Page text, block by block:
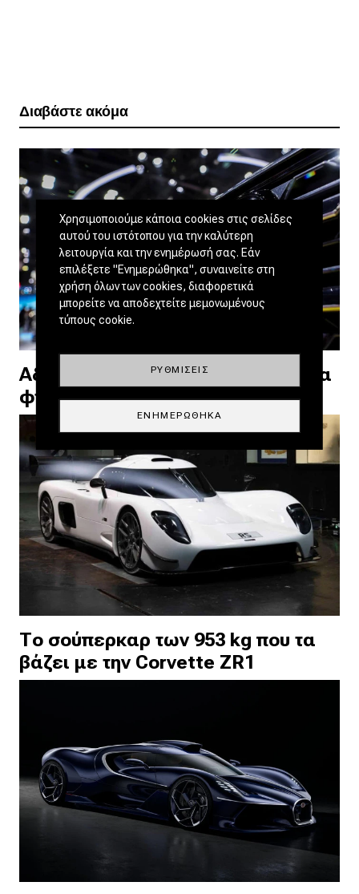
Διαβάστε ακόμα
Αδιανόητο για τη Honda: Η Tata θα
φτιάξει τη νέα πλατφόρμα της
Το σούπερκαρ των 953 kg που τα
βάζει με την Corvette ZR1
Χρησιμοποιούμε κάποια cookies στις σελίδες
αυτού του ιστότοπου για την καλύτερη
λειτουργία και την ενημέρωσή σας. Εάν
επιλέξετε "Ενημερώθηκα", συναινείτε στη
χρήση όλων των cookies, διαφορετικά
μπορείτε να αποδεχτείτε μεμονωμένους
τύπους cookie.
ΡΥΘΜΊΣΕΙΣ
ΕΝΗΜΕΡΏΘΗΚΑ